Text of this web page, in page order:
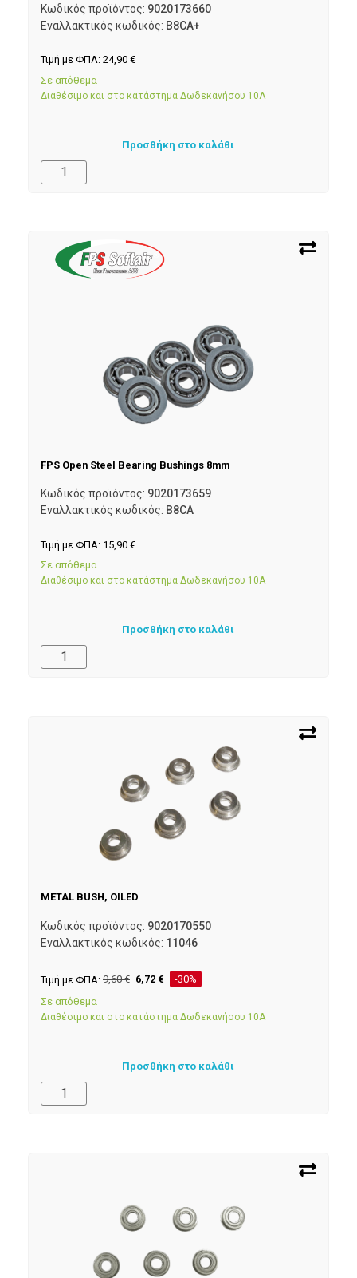
Κωδικός προϊόντος: 9020173660
Εναλλακτικός κωδικός: B8CA+
Τιμή με ΦΠΑ: 24,90 €
Σε απόθεμα
Διαθέσιμο και στο κατάστημα Δωδεκανήσου 10Α
Προσθήκη στο καλάθι
FPS Open Steel Bearing Bushings 8mm
Κωδικός προϊόντος: 9020173659
Εναλλακτικός κωδικός: B8CA
Τιμή με ΦΠΑ: 15,90 €
Σε απόθεμα
Διαθέσιμο και στο κατάστημα Δωδεκανήσου 10Α
Προσθήκη στο καλάθι
METAL BUSH, OILED
Κωδικός προϊόντος: 9020170550
Εναλλακτικός κωδικός: 11046
Τιμή με ΦΠΑ: 9,60€ 6,72 €
-30%
Σε απόθεμα
Διαθέσιμο και στο κατάστημα Δωδεκανήσου 10Α
Προσθήκη στο καλάθι